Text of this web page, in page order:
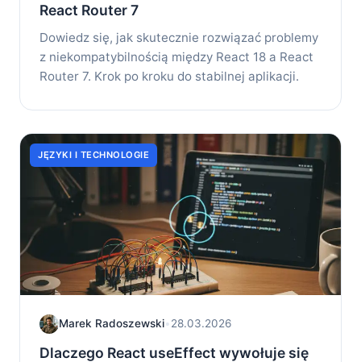
React Router 7
Dowiedz się, jak skutecznie rozwiązać problemy
z niekompatybilnością między React 18 a React
Router 7. Krok po kroku do stabilnej aplikacji.
JĘZYKI I TECHNOLOGIE
Marek Radoszewski•28.03.2026
Dlaczego React useEffect wywołuje się